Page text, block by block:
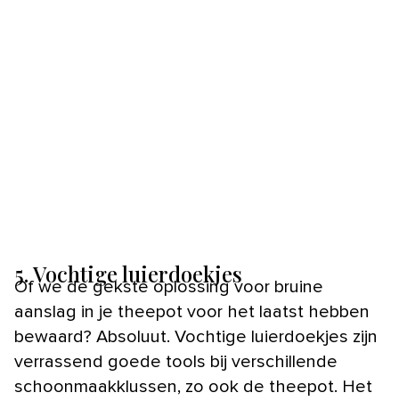
5. Vochtige luierdoekjes
Of we de gekste oplossing voor bruine
aanslag in je theepot voor het laatst hebben
bewaard? Absoluut. Vochtige luierdoekjes zijn
verrassend goede tools bij verschillende
schoonmaakklussen, zo ook de theepot. Het